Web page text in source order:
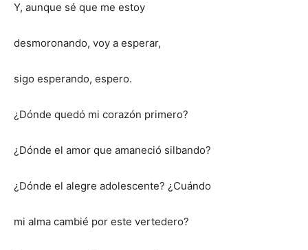
Y, aunque sé que me estoy
desmoronando, voy a esperar,
sigo esperando, espero.
¿Dónde quedó mi corazón primero?
¿Dónde el amor que amaneció silbando?
¿Dónde el alegre adolescente? ¿Cuándo
mi alma cambié por este vertedero?